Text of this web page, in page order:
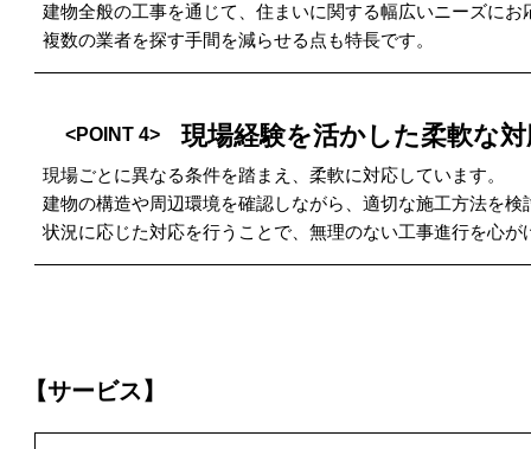
建物全般の工事を通じて、住まいに関する幅広いニーズにお
複数の業者を探す手間を減らせる点も特長です。
<POINT 4> 現場経験を活かした柔軟な
現場ごとに異なる条件を踏まえ、柔軟に対応しています。
建物の構造や周辺環境を確認しながら、適切な施工方法を検
状況に応じた対応を行うことで、無理のない工事進行を心が
【サービス】